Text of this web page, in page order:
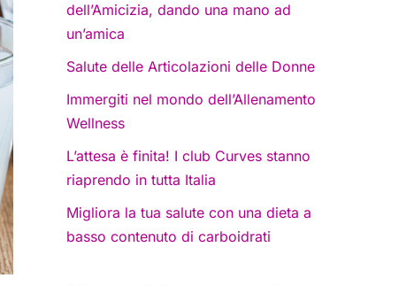
dell’Amicizia, dando una mano ad
un’amica
Salute delle Articolazioni delle Donne
Immergiti nel mondo dell’Allenamento
Wellness
L’attesa è finita! I club Curves stanno
riaprendo in tutta Italia
Migliora la tua salute con una dieta a
basso contenuto di carboidrati